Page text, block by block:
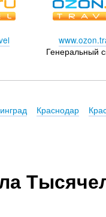
Генеральный
Краснодар